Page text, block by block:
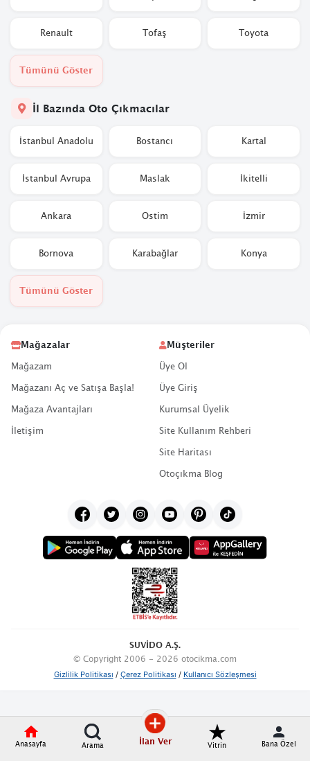
Renault Tofaş Toyota
Tümünü Göster
İl Bazında Oto Çıkmacılar
İstanbul Anadolu Bostancı Kartal
İstanbul Avrupa Maslak İkitelli
Ankara Ostim İzmir
Bornova Karabağlar Konya
Tümünü Göster
Mağazalar
Mağazam
Mağazanı Aç ve Satışa Başla!
Mağaza Avantajları
İletişim
Müşteriler
Üye Ol
Üye Giriş
Kurumsal Üyelik
Site Kullanım Rehberi
Site Haritası
Otoçıkma Blog
SUVİDO A.Ş.
© Copyright 2006 - 2026 otocikma.com
Gizlilik Politikası / Çerez Politikası / Kullanıcı Sözleşmesi
Anasayfa Arama İlan Ver Vitrin Bana Özel